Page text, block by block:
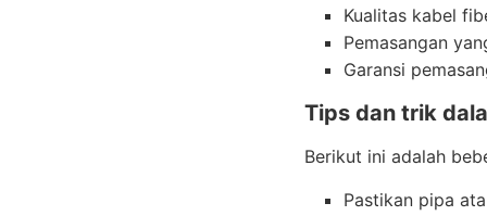
Kualitas kabel
Pemasangan
Garansi
Tips dan trik
Berikut ini adalah
Pastikan pipa